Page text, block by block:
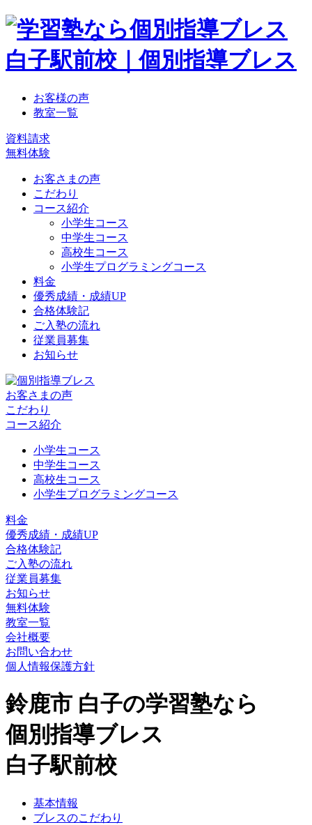
お客様の声
教室一覧
資料請求
無料体験
お客さまの声
こだわり
コース紹介
小学生コース
中学生コース
高校生コース
小学生プログラミングコース
料金
優秀成績・成績UP
合格体験記
ご入塾の流れ
従業員募集
お知らせ
お客さまの声
こだわり
コース紹介
小学生コース
中学生コース
高校生コース
小学生プログラミングコース
料金
優秀成績・成績UP
合格体験記
ご入塾の流れ
従業員募集
お知らせ
無料体験
教室一覧
会社概要
お問い合わせ
個人情報保護方針
鈴鹿市 白子の学習塾なら
個別指導ブレス
白子駅前校
基本情報
ブレスのこだわり